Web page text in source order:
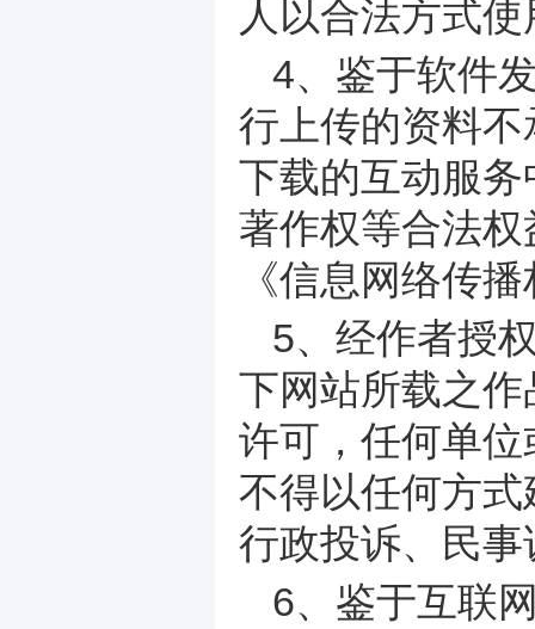
人以合法方式使
4、鉴于软件
行上传的资料
下载的互动服
著作权等合法
《信息网络传
5、经作者授
下网站所载之
许可，任何单
不得以任何方
行政投诉、民
6、鉴于互联